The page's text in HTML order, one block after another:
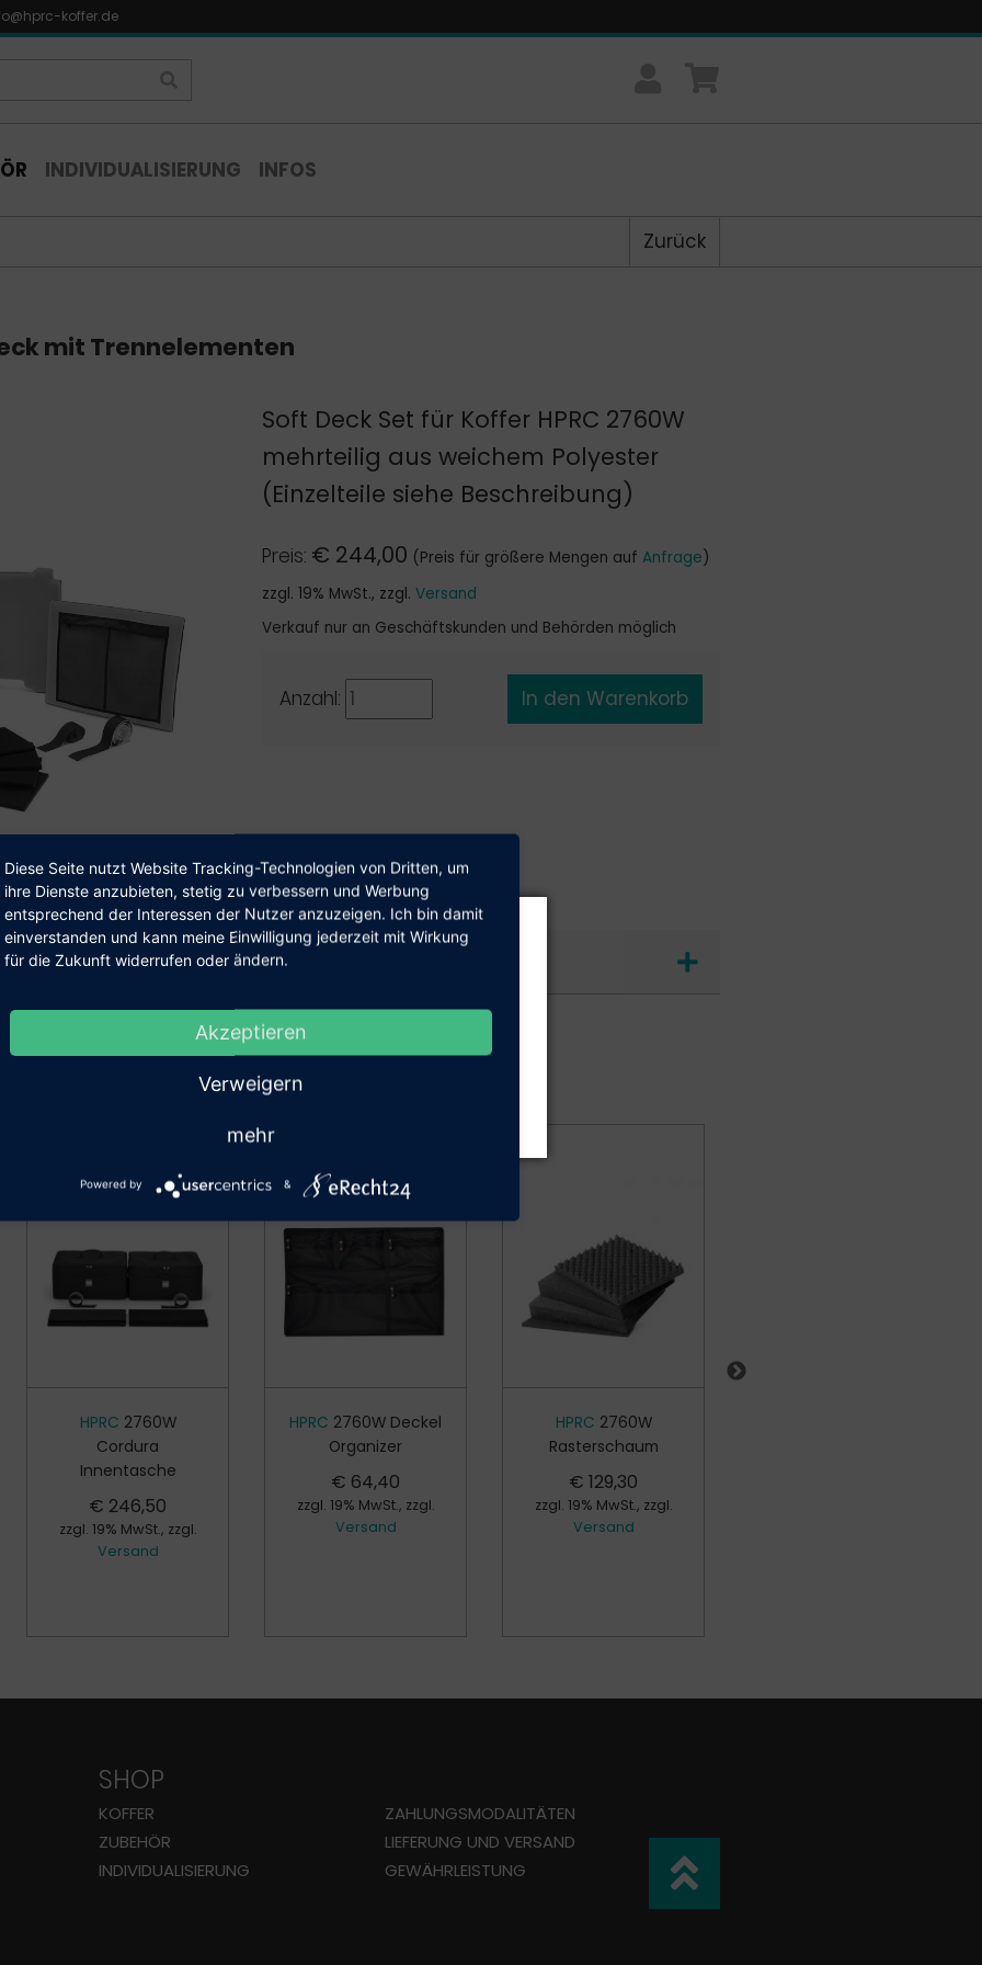
koffer.de
INDIVIDUALISIERUNG INFOS
Zurück
mit Trennelementen
Soft Deck Set für Koffer HPRC 2760W
mehrteilig aus weichem Polyester
(Einzelteile siehe Beschreibung)
Preis: € 244,00 (Preis für größere Mengen auf Anfrage)
zzgl. 19% MwSt., zzgl. Versand
Verkauf nur an Geschäftskunden und Behörden möglich
Anzahl:
technische Details
HPRC 2760W
Cordura
Innentasche
€ 246,50
zzgl. 19% MwSt., zzgl.
Versand
HPRC 2760W Deckel
Organizer
€ 64,40
zzgl. 19% MwSt., zzgl.
Versand
HPRC 2760W
Rasterschaum
€ 129,30
zzgl. 19% MwSt., zzgl.
Versand
Shop beliefert aus­schließ­lich Geschäfts­kunden.
oder als Behörde einkaufe.
SHOP
KOFFER
ZUBEHÖR
INDIVIDUALISIERUNG
ZAHLUNGS­MODALITÄTEN
LIEFERUNG UND VERSAND
GEWÄHRLEISTUNG
Diese Seite nutzt Website Tracking-Technologien von Dritten, um
ihre Dienste anzubieten, stetig zu verbessern und Werbung
entsprechend der Interessen der Nutzer anzuzeigen. Ich bin damit
einverstanden und kann meine Einwilligung jederzeit mit Wirkung
für die Zukunft widerrufen oder ändern.
Akzeptieren
Verweigern
mehr
Powered by &